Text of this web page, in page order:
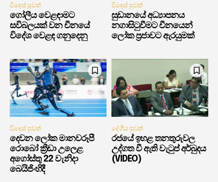
විදෙස් පුවත්
ගෝලීය වෙළඳාමට
සවිබලයක් වන චීනයේ
විදේශ වෙළඳ ගනුදෙනු
විදෙස් පුවත්
සුඩානයේ අධ්‍යාපනය
නගාසිටුවීමට චීනයෙන්
ලෝක ප්‍රජාවට ඇරයුමක්
විදෙස් පුවත්
දෙවන ලෝක මානවරූපී
රොබෝ ක්‍රීඩා උලෙළ
අගෝස්තු 22 වැනිදා
බෙයිජිංහිදී
දේශීය පුවත්
රජයේ ඉහළ තනතුරුවල
උද්ගත වී ඇති වැටුප් අර්බුදය
(VIDEO)